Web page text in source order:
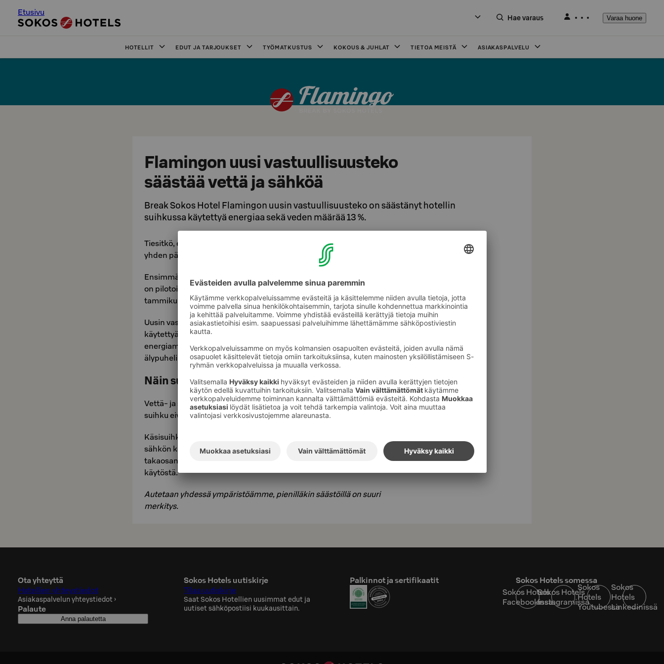
Etusivu
Hae varaus Varaa huone
HOTELLIT EDUT JA TARJOUKSET TYÖMATKUSTUS KOKOUS & JUHLAT TIETOA MEISTÄ ASIAKASPALVELU
Flamingon uusi vastuullisuusteko
säästää vettä ja sähköä
Break Sokos Hotel Flamingon uusin vastuullisuusteko on säästänyt hotellin
suihkussa käytettyä energiaa sekä veden määrää 13 %.
Tiesitkö, että minuutti suihkussa kuluttaa enemmän energiaa kuin
yhden päivän valaistus keskikokoisessa kotitaloudessa?
Ensimmäisenä hotellina maailmassa,
on pilotoinut vettä- ja sähköä säästäviä suihkupäitä 83 huoneessa
tammikuusta 2023 alkaen.
Uusin vastuullisuustekomme on säästänyt hotellin suihkussa
käytettyä energiaa sekä veden määrää 13 %. Säästetyllä
energiamäärällä asiakkaamme voivat katsoa TV:tä sekä ladata
älypuhelimiaan kahden tunnin ajan.
Näin suihkupäät toimivat
Vettä- ja sähköä säästävät suihkupäät toimivat kuin mikä tahansa
suihku eivätkä rajoita suihkuasi millään tavoin.
Käsisuihkun etuosan LED-valo näyttää liikennevaloin veden ja
sähkön käytön ja suihkun jälkeen voit tarkistaa käsisuihkun
takaosan monitorista tarkemmat lukemat suihkusi energian
käytöstä.
Autetaan yhdessä ympäristöämme, pienilläkin säästöillä on suuri
merkitys.
Ota yhteyttä
Hotellien yhteystiedot
Asiakaspalvelun yhteystiedot ›
Palaute
Anna palautetta
Sokos Hotels uutiskirje
Tilaa uutiskirje
Saat Sokos Hotellien uusimmat edut ja
uutiset sähköpostiisi kuukausittain.
Palkinnot ja sertifikaatit
Sokos Hotels somessa
Sokos Hotels
Facebookissa
Sokos Hotels
Instagramissa
Sokos
Hotels
Youtubessa
Sokos
Hotels
Linkedinissä